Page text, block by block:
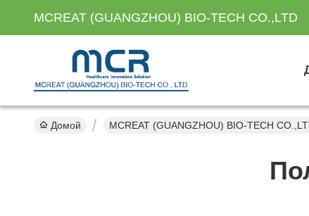
MCREAT (GUANGZHOU) BIO-TECH CO.,LTD
Домой MCREAT (GUANGZHOU) BIO-TECH